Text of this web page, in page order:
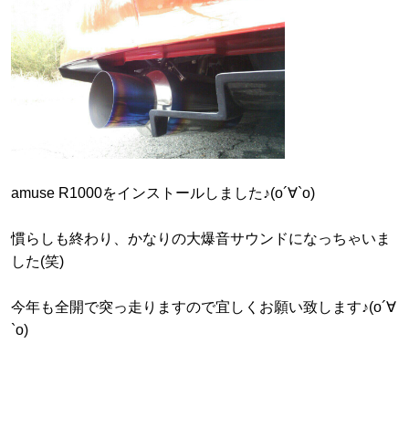
amuse R1000をインストールしました♪(о´∀`о)
慣らしも終わり、かなりの大爆音サウンドになっちゃいま
した(笑)
今年も全開で突っ走りますので宜しくお願い致します♪(о´∀
`о)